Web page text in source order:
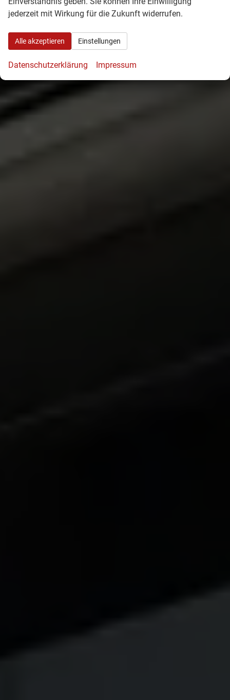
jederzeit mit Wirkung für die Zukunft widerrufen.
Alle akzeptieren Einstellungen
Datenschutzerklärung Impressum